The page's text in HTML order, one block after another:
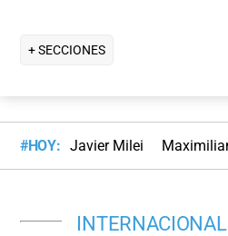
+ SECCIONES
#HOY: Javier Milei